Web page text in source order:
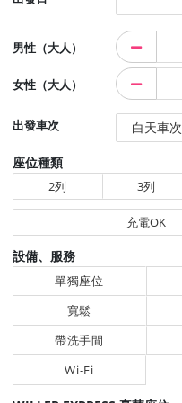
男性（大人）
女性（大人）
出發車次 白天車次
座位種類
2列 3列
充電OK
設備、服務
單獨座位
寬鬆
帶洗手間
Wi-Fi